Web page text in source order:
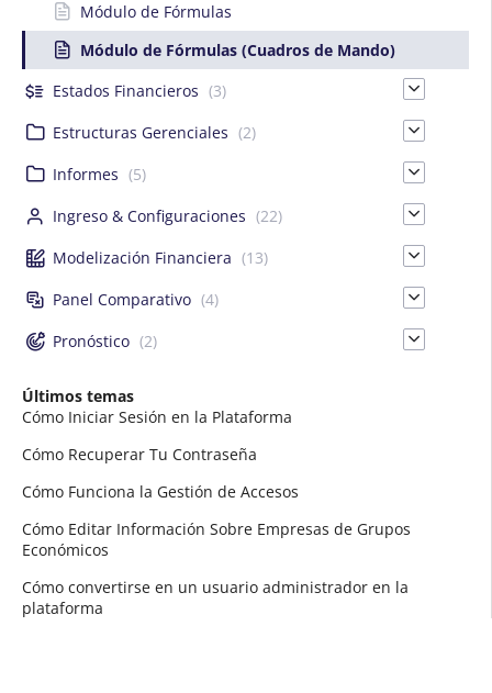
Módulo de Fórmulas
Módulo de Fórmulas (Cuadros de Mando)
Estados Financieros (3)
Estructuras Gerenciales (2)
Informes (5)
Ingreso & Configuraciones (22)
Modelización Financiera (13)
Panel Comparativo (4)
Pronóstico (2)
Últimos temas
Cómo Iniciar Sesión en la Plataforma
Cómo Recuperar Tu Contraseña
Cómo Funciona la Gestión de Accesos
Cómo Editar Información Sobre Empresas de Grupos
Económicos
Cómo convertirse en un usuario administrador en la
plataforma